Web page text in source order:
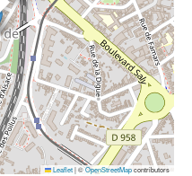
Leaflet|©OpenStreetMapcontributors